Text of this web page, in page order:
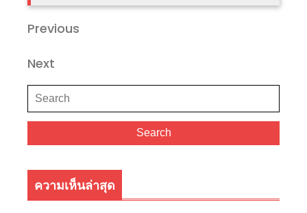
แนะแนว
เรื่อง
Previous
Previous
Next
Next
Search
for:
Search
ความเห็นล่าสุด